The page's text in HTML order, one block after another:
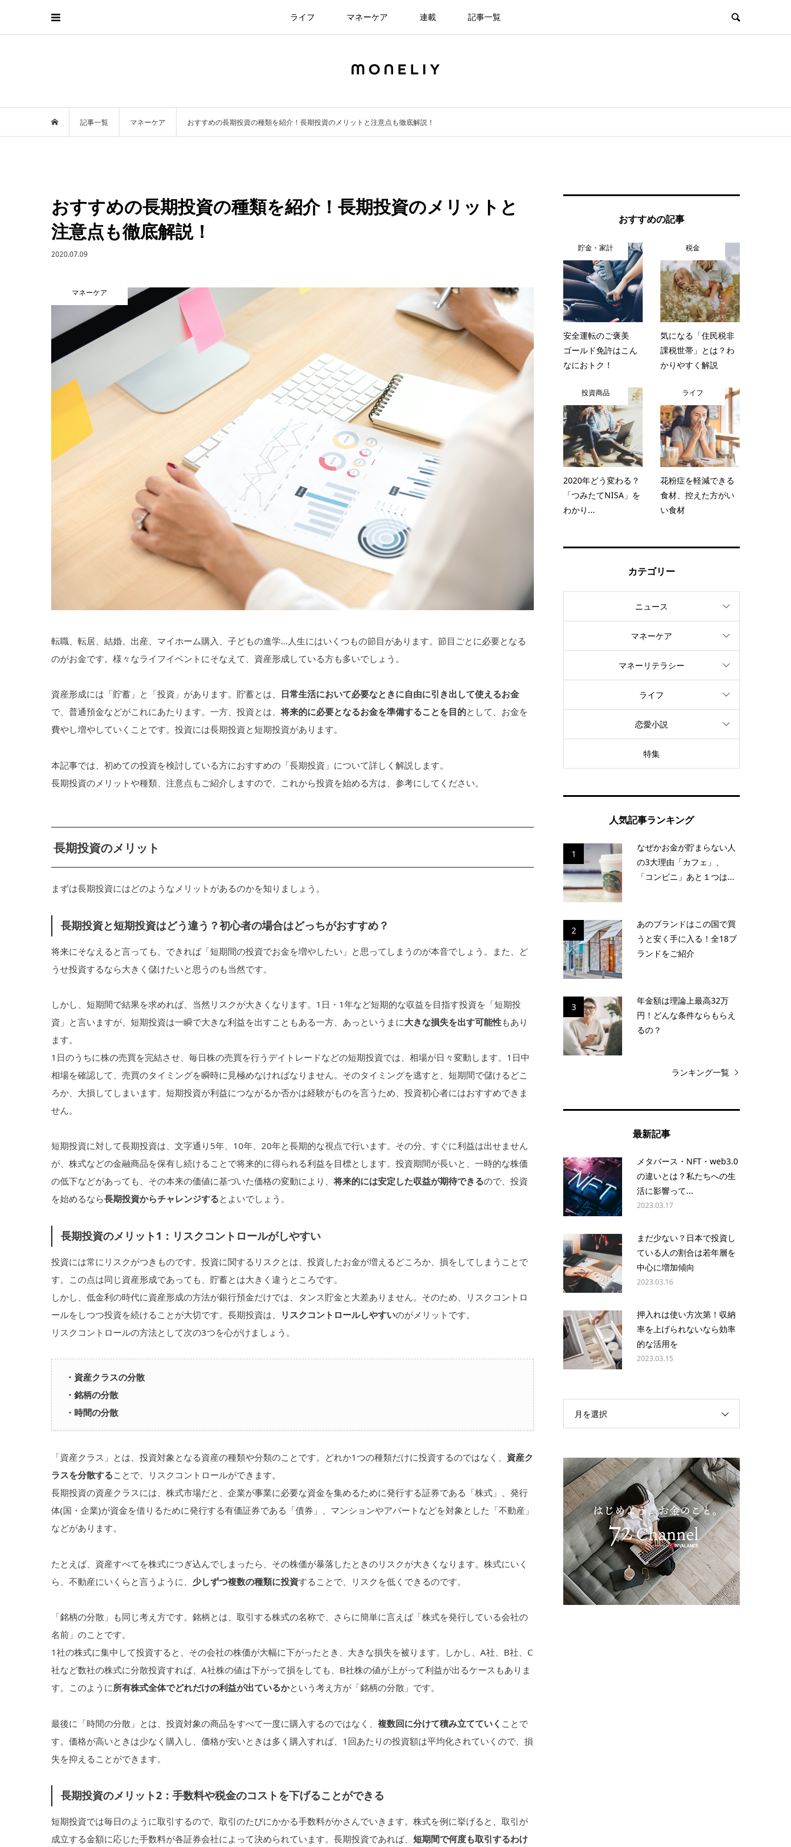
ライフ マネーケア 連載 記事一覧
記事一覧 マネーケア おすすめの長期投資の種類を紹介！長期投資のメリットと注意点も徹底解説！
おすすめの長期投資の種類を紹介！長期投資のメリットと
注意点も徹底解説！
2020.07.09
マネーケア
転職、転居、結婚、出産、マイホーム購入、子どもの進学…人生にはいくつもの節目があります。節目ごとに必要となる
のがお金です。様々なライフイベントにそなえて、資産形成している方も多いでしょう。
資産形成には「貯蓄」と「投資」があります。貯蓄とは、 日常生活において必要なときに自由に引き出して使えるお金
で、普通預金などがこれにあたります。一方、投資とは、将来的に必要となるお金を準備することを目的として、お金を
費やし増やしていくことです。投資には長期投資と短期投資があります。
本記事では、初めての投資を検討している方におすすめの「長期投資」について詳しく解説します。
長期投資のメリットや種類、注意点もご紹介しますので、これから投資を始める方は、参考にしてください。
長期投資のメリット
まずは長期投資にはどのようなメリットがあるのかを知りましょう。
長期投資と短期投資はどう違う？初心者の場合はどっちがおすすめ？
将来にそなえると言っても、できれば「短期間の投資でお金を増やしたい」と思ってしまうのが本音でしょう。また、ど
うせ投資するなら大きく儲けたいと思うのも当然です。
しかし、短期間で結果を求めれば、当然リスクが大きくなります。1日・1年など短期的な収益を目指す投資を「短期投
資」と言いますが、短期投資は一瞬で大きな利益を出すこともある一方、あっというまに大きな損失を出す可能性もあり
ます。
1日のうちに株の売買を完結させ、毎日株の売買を行うデイトレードなどの短期投資では、相場が日々変動します。1日中
相場を確認して、売買のタイミングを瞬時に見極めなければなりません。そのタイミングを逃すと、短期間で儲けるどこ
ろか、大損してしまいます。短期投資が利益につながるか否かは経験がものを言うため、投資初心者にはおすすめできま
せん。
短期投資に対して長期投資は、文字通り5年、10年、20年と長期的な視点で行います。その分、すぐに利益は出せません
が、株式などの金融商品を保有し続けることで将来的に得られる利益を目標とします。投資期間が長いと、一時的な株価
の低下などがあっても、その本来の価値に基づいた価格の変動により、将来的には安定した収益が期待できるので、投資
を始めるなら長期投資からチャレンジするとよいでしょう。
長期投資のメリット1：リスクコントロールがしやすい
投資には常にリスクがつきものです。投資に関するリスクとは、投資したお金が増えるどころか、損をしてしまうことで
す。この点は同じ資産形成であっても、貯蓄とは大きく違うところです。
しかし、低金利の時代に資産形成の方法が銀行預金だけでは、タンス貯金と大差ありません。そのため、リスクコントロ
ールをしつつ投資を続けることが大切です。長期投資は、
リスクコントロールしやすいのがメリットです。
リスクコントロールの方法として次の3つを心がけましょう。
・資産クラスの分散
・銘柄の分散
・時間の分散
「資産クラス」とは、投資対象となる資産の種類や分類のことです。どれか1つの種類だけに投資するのではなく、 資産ク
ラスを分散することで、リスクコントロールができます。
長期投資の資産クラスには、株式市場だと、企業が事業に必要な資金を集めるために発行する証券である「株式」、発行
体(国・企業)が資金を借りるために発行する有価証券である「債券」、マンションやアパートなどを対象とした「不動産」
などがあります。
たとえば、資産すべてを株式につぎ込んでしまったら、その株価が暴落したときのリスクが大きくなります。株式にいく
ら、不動産にいくらと言うように、 少しずつ複数の種類に投資することで、リスクを低くできるのです。
「銘柄の分散」も同じ考え方です。銘柄とは、取引する株式の名称で、さらに簡単に言えば「株式を発行している会社の
名前」のことです。
1社の株式に集中して投資すると、その会社の株価が大幅に下がったとき、大きな損失を被ります。しかし、A社、B社、C
社など数社の株式に分散投資すれば、A社株の値は下がって損をしても、B社株の値が上がって利益が出るケースもありま
す。このように所有株式全体でどれだけの利益が出ているかという考え方が「銘柄の分散」です。
最後に「時間の分散」とは、投資対象の商品をすべて一度に購入するのではなく、 複数回に分けて積み立てていく ことで
す。価格が高いときは少なく購入し、価格が安いときは多く購入すれば、1回あたりの投資額は平均化されていくので、損
失を抑えることができます。
長期投資のメリット2：手数料や税金のコストを下げることができる
短期投資では毎日のように取引するので、取引のたびにかかる手数料がかさんでいきます。株式を例に挙げると、取引が
成立する金額に応じた手数料が各証券会社によって決められています。長期投資であれば、 短期間で何度も取引するわけ
おすすめの記事
貯金・家計
安全運転のご褒美
ゴールド免許はこん
なにおトク！
税金
気になる「住民税非
課税世帯」とは？わ
かりやすく解説
投資商品
2020年どう変わる？
「つみたてNISA」を
わかり...
ライフ
花粉症を軽減できる
食材、控えた方がい
い食材
カテゴリー
ニュース
マネーケア
マネーリテラシー
ライフ
恋愛小説
特集
人気記事ランキング
1
なぜかお金が貯まらない人
の3大理由「カフェ」、
「コンビニ」あと１つは...
2
あのブランドはこの国で買
うと安く手に入る！全18ブ
ランドをご紹介
3
年金額は理論上最高32万
円！どんな条件ならもらえ
るの？
ランキング一覧
最新記事
メタバース・NFT・web3.0
の違いとは？私たちへの生
活に影響って...
2023.03.17
まだ少ない？日本で投資し
ている人の割合は若年層を
中心に増加傾向
2023.03.16
押入れは使い方次第！収納
率を上げられないなら効率
的な活用を
2023.03.15
月を選択